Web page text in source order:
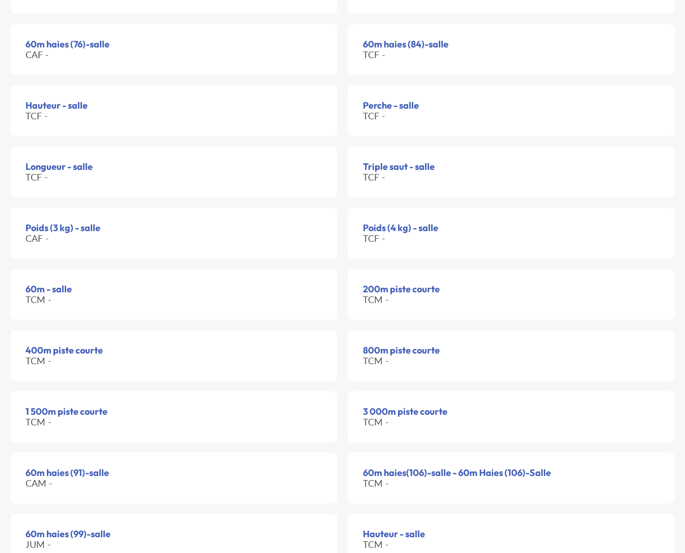
60m haies (76)-salle
CAF -
60m haies (84)-salle
TCF -
Hauteur - salle
TCF -
Perche - salle
TCF -
Longueur - salle
TCF -
Triple saut - salle
TCF -
Poids (3 kg) - salle
CAF -
Poids (4 kg) - salle
TCF -
60m - salle
TCM -
200m piste courte
TCM -
400m piste courte
TCM -
800m piste courte
TCM -
1 500m piste courte
TCM -
3 000m piste courte
TCM -
60m haies (91)-salle
CAM -
60m haies(106)-salle - 60m Haies (106)-Salle
TCM -
60m haies (99)-salle
JUM -
Hauteur - salle
TCM -